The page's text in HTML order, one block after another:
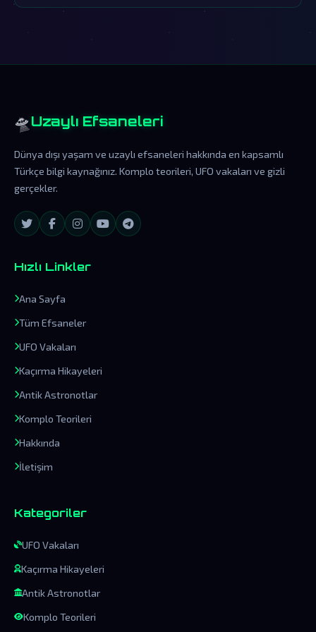
🛸 Uzaylı Efsaneleri
Dünya dışı yaşam ve uzaylı efsaneleri hakkında en kapsamlı
Türkçe bilgi kaynağınız. Komplo teorileri, UFO vakaları ve gizli
gerçekler.
Hızlı Linkler
Ana Sayfa
Tüm Efsaneler
UFO Vakaları
Kaçırma Hikayeleri
Antik Astronotlar
Komplo Teorileri
Hakkında
İletişim
Kategoriler
UFO Vakaları
Kaçırma Hikayeleri
Antik Astronotlar
Komplo Teorileri